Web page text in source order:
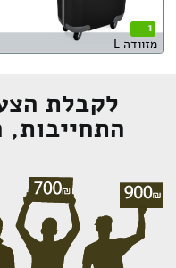
1
מזוודה L
לקבלת
התחייבות,